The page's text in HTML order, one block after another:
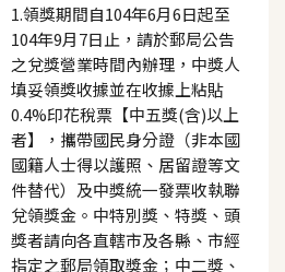
1.領獎期間自104年6月6日起至
104年9月7日止，請於郵局公告
之兌獎營業時間內辦理，中獎人
填妥領獎收據並在收據上粘貼
0.4%印花稅票【中五獎(含)以上
者】，攜帶國民身分證（非本國
國籍人士得以護照、居留證等文
件替代）及中獎統一發票收執聯
兌領獎金。中特別獎、特獎、頭
獎者請向各直轄市及各縣、市經
指定之郵局領取獎金；中二獎、